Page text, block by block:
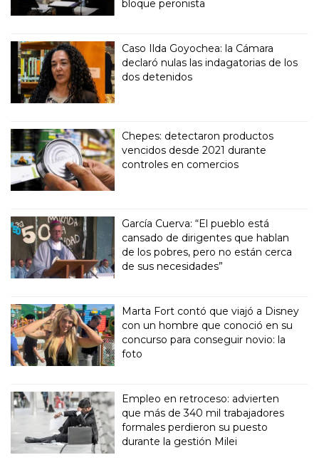
bloque peronista
Caso Ilda Goyochea: la Cámara
declaró nulas las indagatorias de los
dos detenidos
Chepes: detectaron productos
vencidos desde 2021 durante
controles en comercios
García Cuerva: “El pueblo está
cansado de dirigentes que hablan
de los pobres, pero no están cerca
de sus necesidades”
Marta Fort contó que viajó a Disney
con un hombre que conoció en su
concurso para conseguir novio: la
foto
Empleo en retroceso: advierten
que más de 340 mil trabajadores
formales perdieron su puesto
durante la gestión Milei